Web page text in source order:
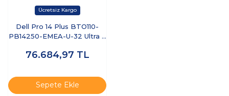
Dell Pro 14 Plus BTO110-
PB14250-EMEA-U-32 Ultra 7
Ubuntu Dizüstü Bilgisayar
76.684,97 TL
Sepete Ekle